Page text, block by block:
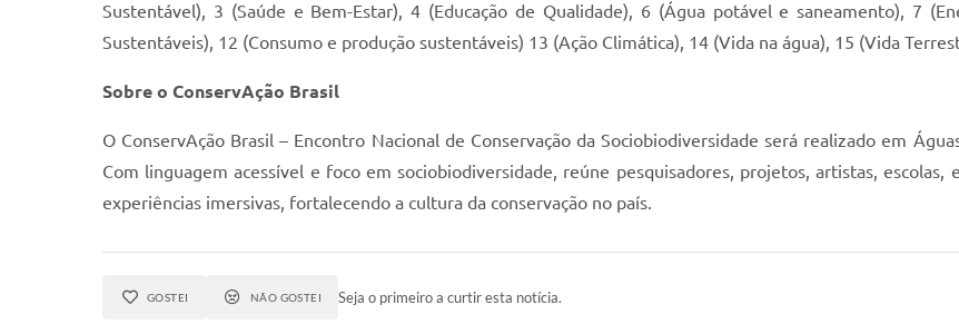
Sustentável), 3 (Saúde e Bem-Estar), 4 (Educação de Qualidade), 6 (Água potável e saneamento), 7
Sustentáveis), 12 (Consumo e produção sustentáveis) 13 (Ação Climática), 14 (Vida na água), 15 (Vida
Sobre o ConservAção Brasil
O ConservAção Brasil – Encontro Nacional de Conservação da Sociobiodiversidade será realizado em
Com linguagem acessível e foco em sociobiodiversidade, reúne pesquisadores, projetos, artistas,
experiências imersivas, fortalecendo a cultura da conservação no país.
GOSTEI NÃO GOSTEI Seja o primeiro a curtir esta notícia.